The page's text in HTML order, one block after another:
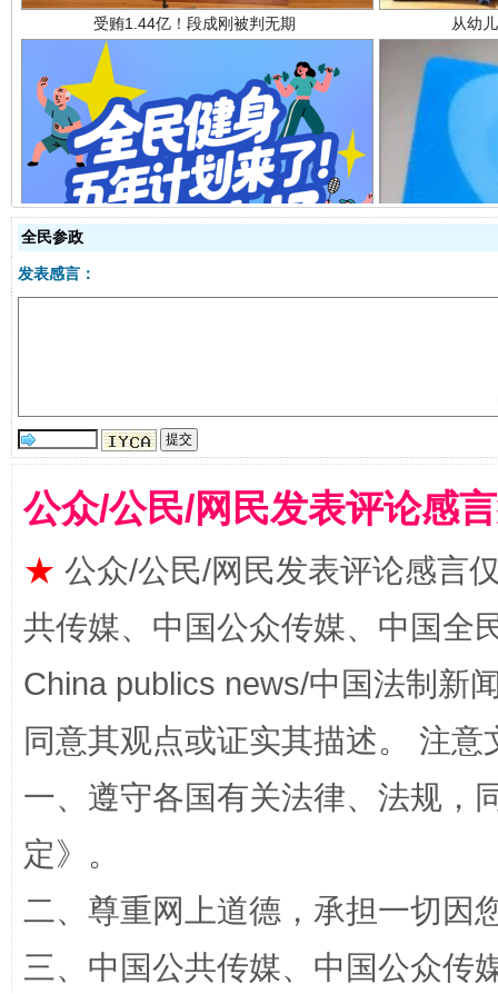
全民健身五年计划来了！等你上场
阿坝州三大球赛在茂县开幕 规模
国家大学科技园优化重塑工作
全民参政
发表感言：
公众/公民/网民发表评论感
★ 公众/公民/网民发表评论感言
共传媒、中国公众传媒、中国全
China publics news/中国法制新
同意其观点或证实其描述。 注
一、遵守各国有关法律、法规，
定》。
二、尊重网上道德，承担一切因
三、中国公共传媒、中国公众传